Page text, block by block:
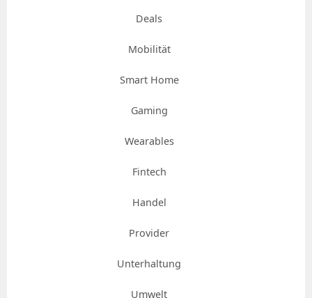
Deals
Mobilität
Smart Home
Gaming
Wearables
Fintech
Handel
Provider
Unterhaltung
Umwelt